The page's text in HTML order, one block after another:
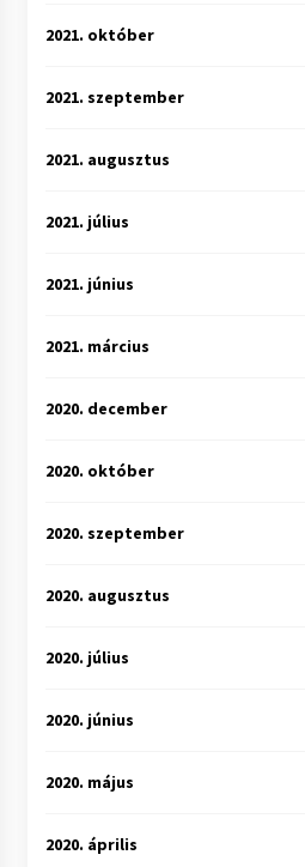
2021. október
2021. szeptember
2021. augusztus
2021. július
2021. június
2021. március
2020. december
2020. október
2020. szeptember
2020. augusztus
2020. július
2020. június
2020. május
2020. április